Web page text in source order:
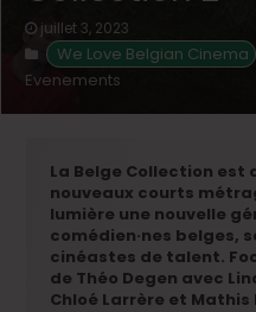
juillet 3, 2023
We Love Belgian Cinema
Evenements
La Belge Collection
nouveaux courts
lumière une nouvelle
comédien·nes belges,
cinéastes de talent.
de Théo Degen avec
Chloé Larrère et Mathis